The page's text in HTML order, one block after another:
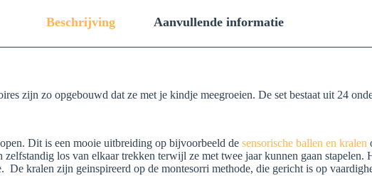
Beschrijving Aanvullende informatie
zijn zo opgebouwd dat ze met je kindje meegroeien. De set bestaat uit 24
Dit is een mooie uitbreiding op bijvoorbeeld de sensorische ballen en kralen
los van elkaar trekken terwijl ze met twee jaar kunnen gaan
De kralen zijn geinspireerd op de montesorri methode, die gericht is op